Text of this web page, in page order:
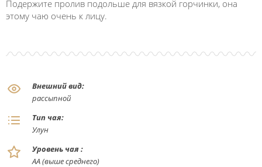
Подержите пролив подольше для вязкой горчинки, она
этому чаю очень к лицу.
Внешний вид:
рассыпной
Тип чая:
Улун
Уровень чая :
АА (выше среднего)